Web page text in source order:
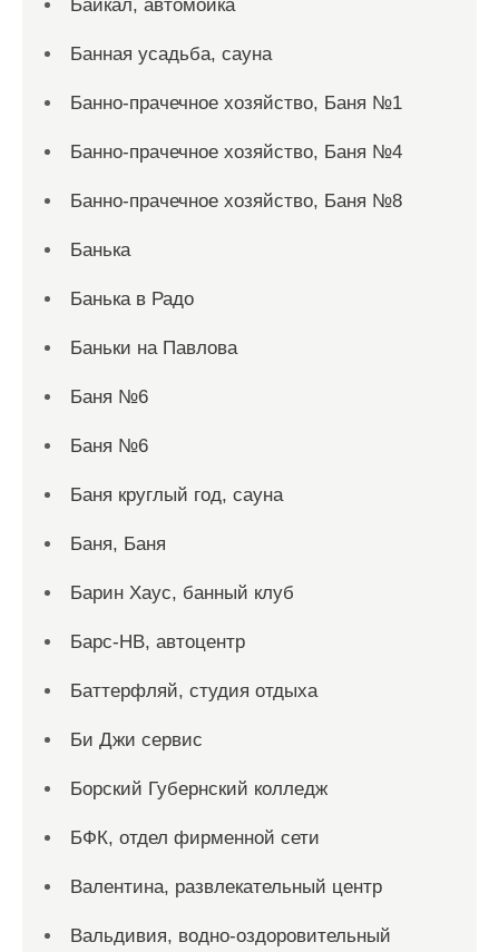
Байкал, автомойка
Банная усадьба, сауна
Банно-прачечное хозяйство, Баня №1
Банно-прачечное хозяйство, Баня №4
Банно-прачечное хозяйство, Баня №8
Банька
Банька в Радо
Баньки на Павлова
Баня №6
Баня №6
Баня круглый год, сауна
Баня, Баня
Барин Хаус, банный клуб
Барс-НВ, автоцентр
Баттерфляй, студия отдыха
Би Джи сервис
Борский Губернский колледж
БФК, отдел фирменной сети
Валентина, развлекательный центр
Вальдивия, водно-оздоровительный